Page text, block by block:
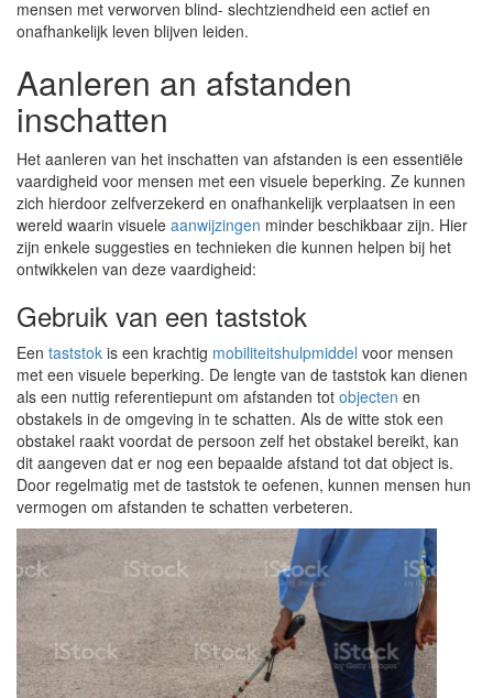
mensen met verworven blind- slechtziendheid een actief en
onafhankelijk leven blijven leiden.
Aanleren an afstanden
inschatten
Het aanleren van het inschatten van afstanden is een essentiële
vaardigheid voor mensen met een visuele beperking. Ze kunnen
zich hierdoor zelfverzekerd en onafhankelijk verplaatsen in een
wereld waarin visuele aanwijzingen minder beschikbaar zijn. Hier
zijn enkele suggesties en technieken die kunnen helpen bij het
ontwikkelen van deze vaardigheid:
Gebruik van een taststok
Een taststok is een krachtig mobiliteitshulpmiddel voor mensen
met een visuele beperking. De lengte van de taststok kan dienen
als een nuttig referentiepunt om afstanden tot objecten en
obstakels in de omgeving in te schatten. Als de witte stok een
obstakel raakt voordat de persoon zelf het obstakel bereikt, kan
dit aangeven dat er nog een bepaalde afstand tot dat object is.
Door regelmatig met de taststok te oefenen, kunnen mensen hun
vermogen om afstanden te schatten verbeteren.